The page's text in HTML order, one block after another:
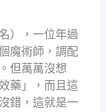
），一位年過
魔術師，調配
但萬萬沒想
藥」，而且這
錯，這就是一